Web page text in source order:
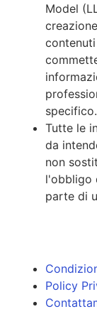
Model
specifico.
Tutte le
da
non
l'obbligo
parte di
Policy